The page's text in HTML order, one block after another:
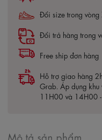
Đổi size trong vòng
Đổi trả hàng trong
Free ship đơn hàng
Hỗ trợ giao hàng
Grab. Áp dụng
11H00 và 14H00
Mô tả sản phẩm